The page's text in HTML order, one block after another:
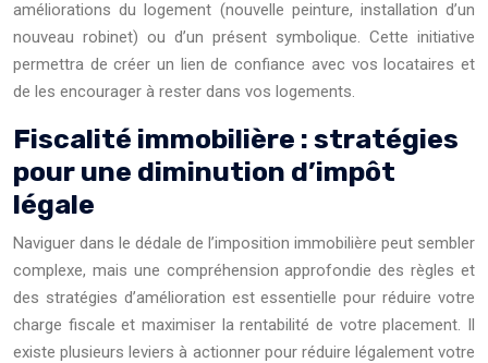
améliorations du logement (nouvelle peinture, installation d’un
nouveau robinet) ou d’un présent symbolique. Cette initiative
permettra de créer un lien de confiance avec vos locataires et
de les encourager à rester dans vos logements.
Fiscalité immobilière : stratégies
pour une diminution d’impôt
légale
Naviguer dans le dédale de l’imposition immobilière peut sembler
complexe, mais une compréhension approfondie des règles et
des stratégies d’amélioration est essentielle pour réduire votre
charge fiscale et maximiser la rentabilité de votre placement. Il
existe plusieurs leviers à actionner pour réduire légalement votre